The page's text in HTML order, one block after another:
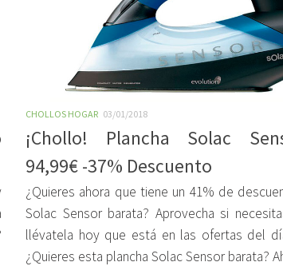
CHOLLOS HOGAR 03/01/2018
¡Chollo! Plancha Solac
94,99€ -37% Descuento
¿Quieres ahora que tiene un 41% de
Solac Sensor barata? Aprovecha si
llévatela hoy que está en las ofertas del
¿Quieres esta plancha Solac Sensor barata?